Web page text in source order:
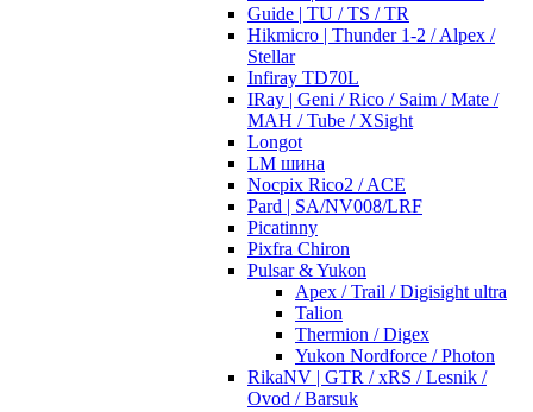
Guide | TU / TS / TR
Hikmicro | Thunder 1-2 / Alpex /
Stellar
Infiray TD70L
IRay | Geni / Rico / Saim / Mate /
MAH / Tube / XSight
Longot
LM шина
Nocpix Rico2 / ACE
Pard | SA/NV008/LRF
Picatinny
Pixfra Chiron
Pulsar & Yukon
Apex / Trail / Digisight ultra
Talion
Thermion / Digex
Yukon Nordforce / Photon
RikaNV | GTR / xRS / Lesnik /
Ovod / Barsuk